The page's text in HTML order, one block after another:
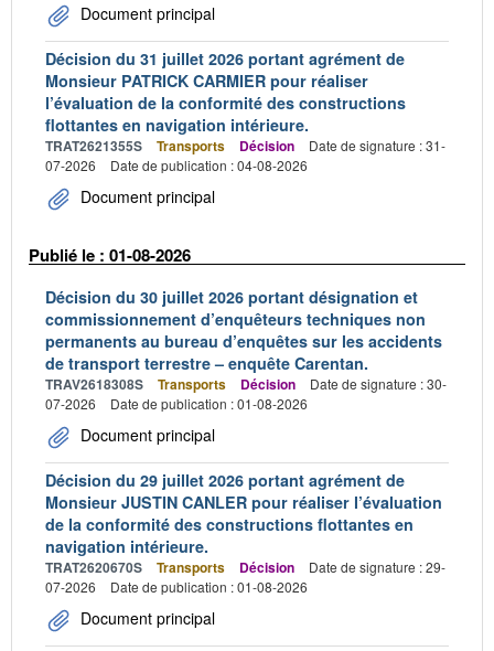
Document principal
Décision du 31 juillet 2026 portant agrément de
Monsieur PATRICK CARMIER pour réaliser
l’évaluation de la conformité des constructions
flottantes en navigation intérieure.
TRAT2621355S Transports Décision
Date de signature : 31-
07-2026
Date de publication : 04-08-2026
Document principal
Publié le : 01-08-2026
Décision du 30 juillet 2026 portant désignation et
commissionnement d’enquêteurs techniques non
permanents au bureau d’enquêtes sur les accidents
de transport terrestre – enquête Carentan.
TRAV2618308S Transports Décision
Date de signature : 30-
07-2026
Date de publication : 01-08-2026
Document principal
Décision du 29 juillet 2026 portant agrément de
Monsieur JUSTIN CANLER pour réaliser l’évaluation
de la conformité des constructions flottantes en
navigation intérieure.
TRAT2620670S Transports Décision
Date de signature : 29-
07-2026
Date de publication : 01-08-2026
Document principal